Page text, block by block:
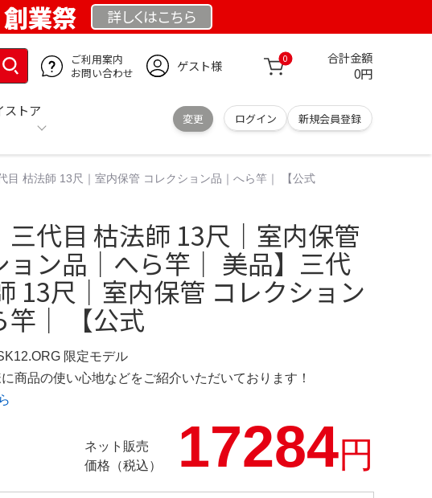
業祭 詳しくはこちら
ご利用案内
お問い合わせ
ゲスト様 0 合計金額
0円
ストア
変更 ログイン 新規会員登録
目 枯法師 13尺｜室内保管 コレクション品｜へら竿｜ 【公式
三代目 枯法師 13尺｜室内保管
ョン品｜へら竿｜ 美品】三代
13尺｜室内保管 コレクション
竿｜ 【公式
限定モデル
商品の使い心地などをご紹介いただいております！
ネット販売
価格（税込）
17284円